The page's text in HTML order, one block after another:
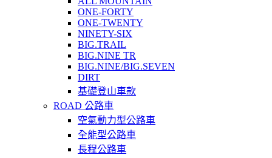
ONE-FORTY
ONE-TWENTY
NINETY-SIX
BIG.TRAIL
BIG.NINE TR
BIG.NINE/BIG.SEVEN
DIRT
基礎登山車款
ROAD 公路車
空氣動力型公路車
全能型公路車
長程公路車